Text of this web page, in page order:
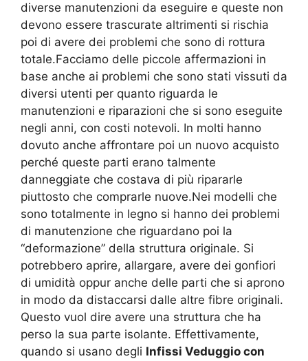
diverse manutenzioni da eseguire e queste non
devono essere trascurate altrimenti si rischia
poi di avere dei problemi che sono di rottura
totale.Facciamo delle piccole affermazioni in
base anche ai problemi che sono stati vissuti da
diversi utenti per quanto riguarda le
manutenzioni e riparazioni che si sono eseguite
negli anni, con costi notevoli. In molti hanno
dovuto anche affrontare poi un nuovo acquisto
perché queste parti erano talmente
danneggiate che costava di più ripararle
piuttosto che comprarle nuove.Nei modelli che
sono totalmente in legno si hanno dei problemi
di manutenzione che riguardano poi la
“deformazione” della struttura originale. Si
potrebbero aprire, allargare, avere dei gonfiori
di umidità oppur anche delle parti che si aprono
in modo da distaccarsi dalle altre fibre originali.
Questo vuol dire avere una struttura che ha
perso la sua parte isolante. Effettivamente,
quando si usano degli Infissi Veduggio con